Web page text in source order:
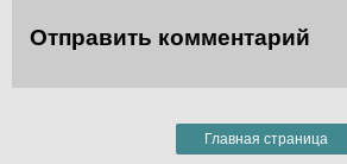
Отправить комментарий
Главная страница